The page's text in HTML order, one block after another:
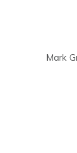
Mark